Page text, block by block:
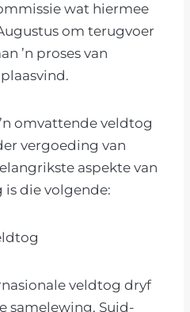
wat hiermee
om terugvoer
’n proses van
omvattende veldtog
vergoeding van
aspekte van
die volgende:
veldtog dryf
samelewing, Suid-